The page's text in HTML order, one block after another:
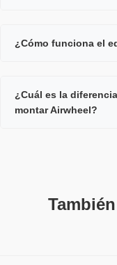
¿Cómo funciona el
¿Cuál es la
montar Airwheel?